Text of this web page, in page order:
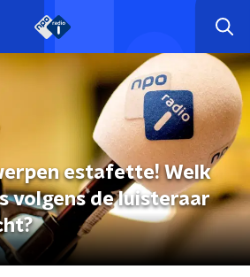
estafette! Welk
volgens de luisteraar